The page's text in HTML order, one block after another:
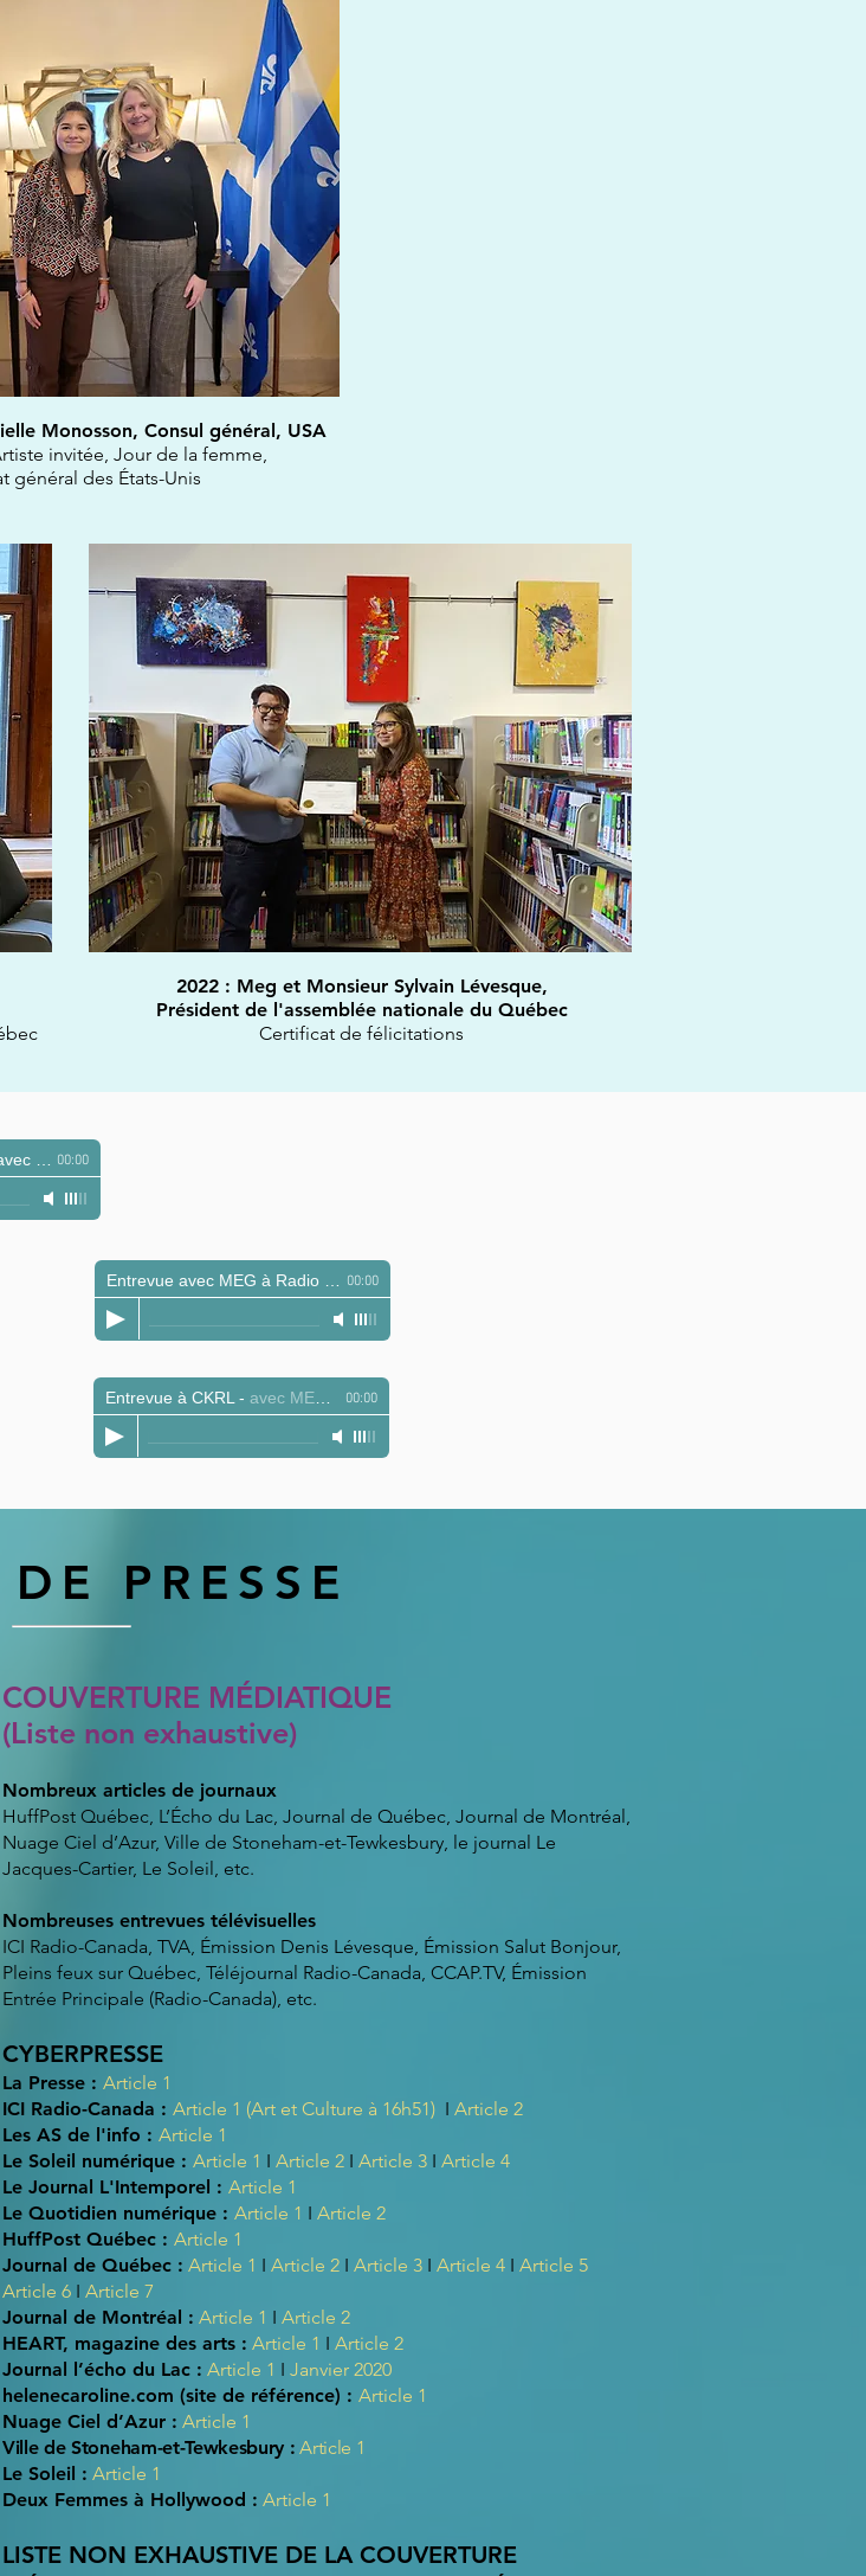
Monosson, Consul général, USA
invitée, Jour de la femme,
général des États-Unis
2022 : Meg et Monsieur Sylvain Lévesque,
Président de l'assemblée nationale du Québec
Certificat de félicitations
-
00:00
00:00
Entrevue à CKRL - avec MEG et Maurice Louis 00:00
COUVERTURE MÉDIATIQUE
(Liste non exhaustive)
Nombreux articles de journaux
HuffPost Québec, L’Écho du Lac, Journal de Québec, Journal de Montréal,
Nuage Ciel d’Azur, Ville de Stoneham-et-Tewkesbury, le journal Le
Jacques-Cartier, Le Soleil, etc.
Nombreuses entrevues télévisuelles
ICI Radio-Canada, TVA, Émission Denis Lévesque, Émission Salut Bonjour,
Pleins feux sur Québec, Téléjournal Radio-Canada, CCAP.TV, Émission
Entrée Principale (Radio-Canada), etc.
CYBERPRESSE
La Presse : Article 1
ICI Radio-Canada : Article 1 (Art et Culture à 16h51) I Article 2
Les AS de l'info : Article 1
Le Soleil numérique : Article 1 I Article 2 I Article 3 I Article 4
Le Journal L'Intemporel : Article 1
Le Quotidien numérique : Article 1 I Article 2
HuffPost Québec : Article 1
Journal de Québec : Article 1 I Article 2 I Article 3 I Article 4 I Article 5
Article 6 I Article 7
Journal de Montréal : Article 1 I Article 2
HEART, magazine des arts : Article 1 I Article 2
Journal l’écho du Lac : Article 1 I Janvier 2020
helenecaroline.com (site de référence) : Article 1
Nuage Ciel d’Azur : Article 1
Ville de Stoneham-et-Tewkesbury : Article 1
Le Soleil : Article 1
Deux Femmes à Hollywood : Article 1
LISTE NON EXHAUSTIVE DE LA COUVERTURE
PRESSE